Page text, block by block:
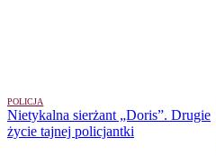
POLICJA
Nietykalna sierżant „Doris”. Drugie
życie tajnej policjantki